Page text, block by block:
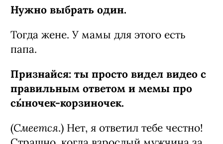
Когда я родился, он даже ушел на
неделю в запой. ( Смеется.) Недавно я
оцифровал VHS-кассеты из детства и
заботливо папа меня воспитывал —
танцевал со мной, разговаривал, купал.
В общем, я ни в чем не нуждался.
Думаешь, ты прошел сепарацию?